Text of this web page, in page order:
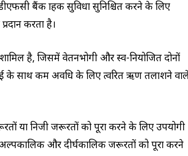
बैंक ग्राहक सुविधा सुनिश्चित करने के लिए
करता है।
है, जिसमें वेतनभोगी और स्व-नियोजित दोनों
के साथ कम अवधि के लिए त्वरित ऋण तलाशने
या निजी जरूरतों को पूरा करने के लिए उपयोगी
और दीर्घकालिक जरूरतों को पूरा करने